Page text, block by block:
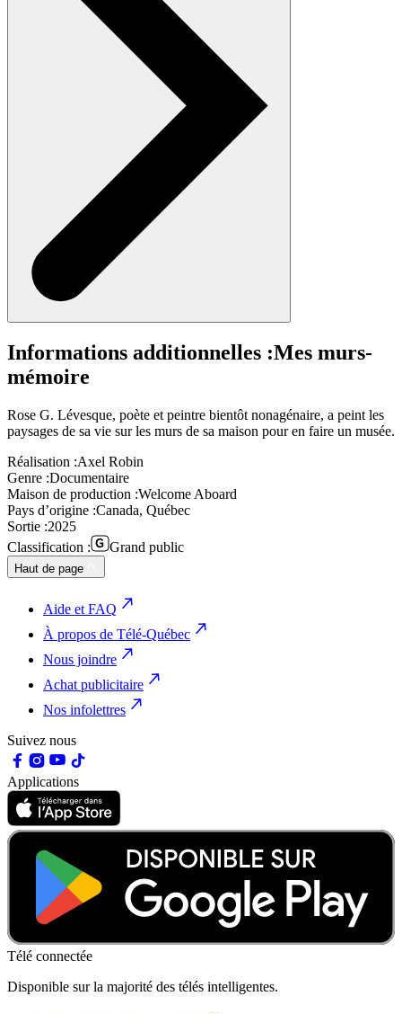
Informations additionnelles :Mes murs-
mémoire
Rose G. Lévesque, poète et peintre bientôt nonagénaire, a peint les
paysages de sa vie sur les murs de sa maison pour en faire un musée.
Réalisation :Axel Robin
Genre :Documentaire
Maison de production :Welcome Aboard
Pays d’origine :Canada, Québec
Sortie :2025
Classification :
Grand public
Haut de page
Aide et FAQ
À propos de Télé-Québec
Nous joindre
Achat publicitaire
Nos infolettres
Suivez nous
Applications
Télé connectée
Disponible sur la majorité des télés intelligentes.